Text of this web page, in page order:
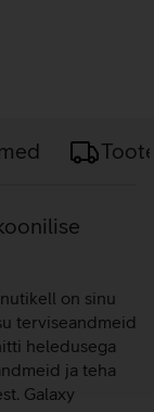
on sinu
terviseandmeid
heledusega
ja teha
Galaxy